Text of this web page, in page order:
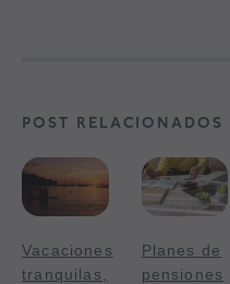
POST RELACIONADOS
Vacaciones
tranquilas,
Planes de
pensiones